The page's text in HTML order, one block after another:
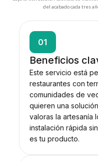
del acabado cada tres
01
Beneficios
Este servicio está
restaurantes con
comunidades de
quieren una
valoras la artesanía
instalación rápida
es tu producto.